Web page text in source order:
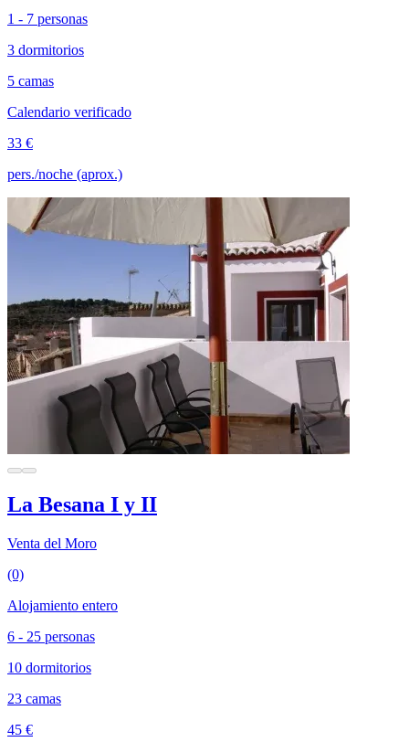
1 - 7 personas
3 dormitorios
5 camas
Calendario verificado
33 €
pers./noche (aprox.)
La Besana I y II
Venta del Moro
(0)
Alojamiento entero
6 - 25 personas
10 dormitorios
23 camas
45 €